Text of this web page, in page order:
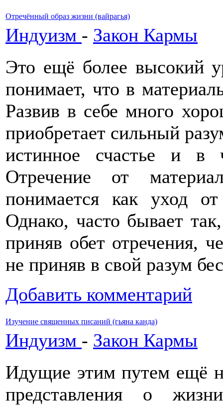
Отречённый образ жизни (вайрагья)
Индуизм - Закон Кармы
Это ещё более высокий
понимает, что в
Развив в себе много
приобретает сильный
истинное счастье и
Отречение от
понимается как уход
Однако, часто бывает
приняв обет отречения,
не приняв в свой разум
Добавить комментарий
Изучение священных писаний (гьяна канда)
Индуизм - Закон Кармы
Идущие этим путем ещё
представления о